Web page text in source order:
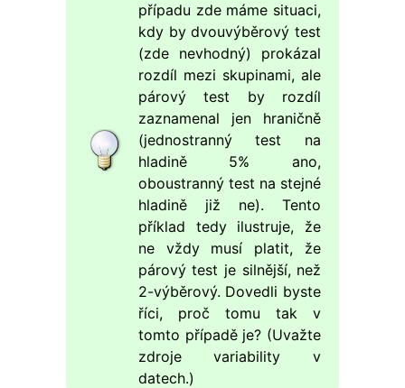
případu zde máme situaci,
kdy by dvouvýběrový test
(zde nevhodný) prokázal
rozdíl mezi skupinami, ale
párový test by rozdíl
zaznamenal jen hraničně
(jednostranný test na
hladině 5% ano,
oboustranný test na stejné
hladině již ne). Tento
příklad tedy ilustruje, že
ne vždy musí platit, že
párový test je silnější, než
2-výběrový. Dovedli byste
říci, proč tomu tak v
tomto případě je? (Uvažte
zdroje variability v
datech.)